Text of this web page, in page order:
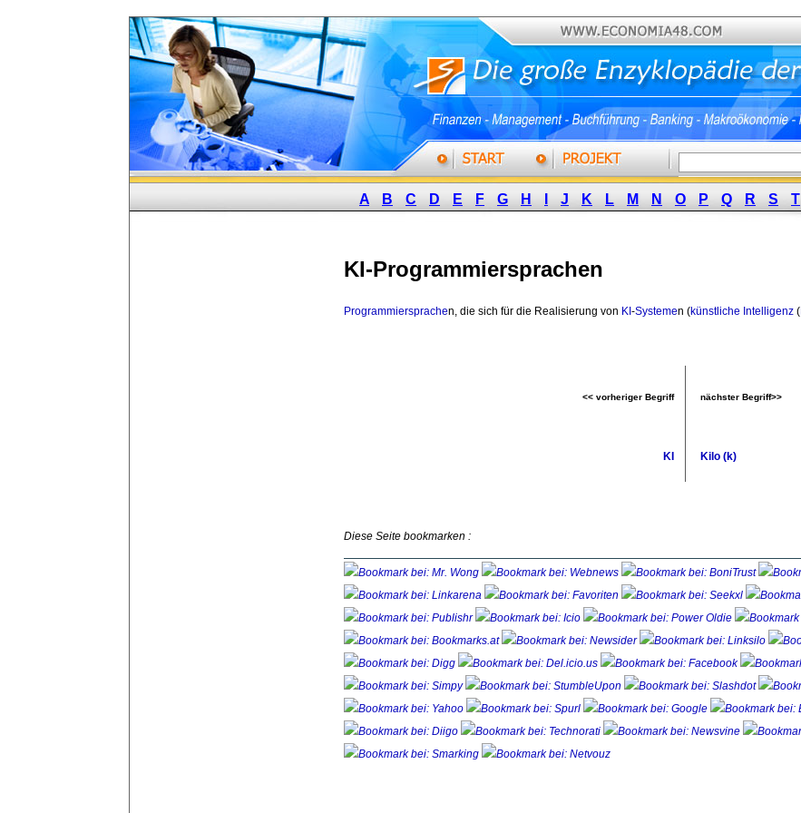
A B C D E F G H J K L M N O P Q R S T
KI-Programmiersprachen
Programmiersprachen, die sich für die Realisierung von KI -Systemen (künstliche Intelligenz (
<< vorheriger Begriff nächster Begriff>>
KI Kilo (k)
Diese Seite bookmarken :